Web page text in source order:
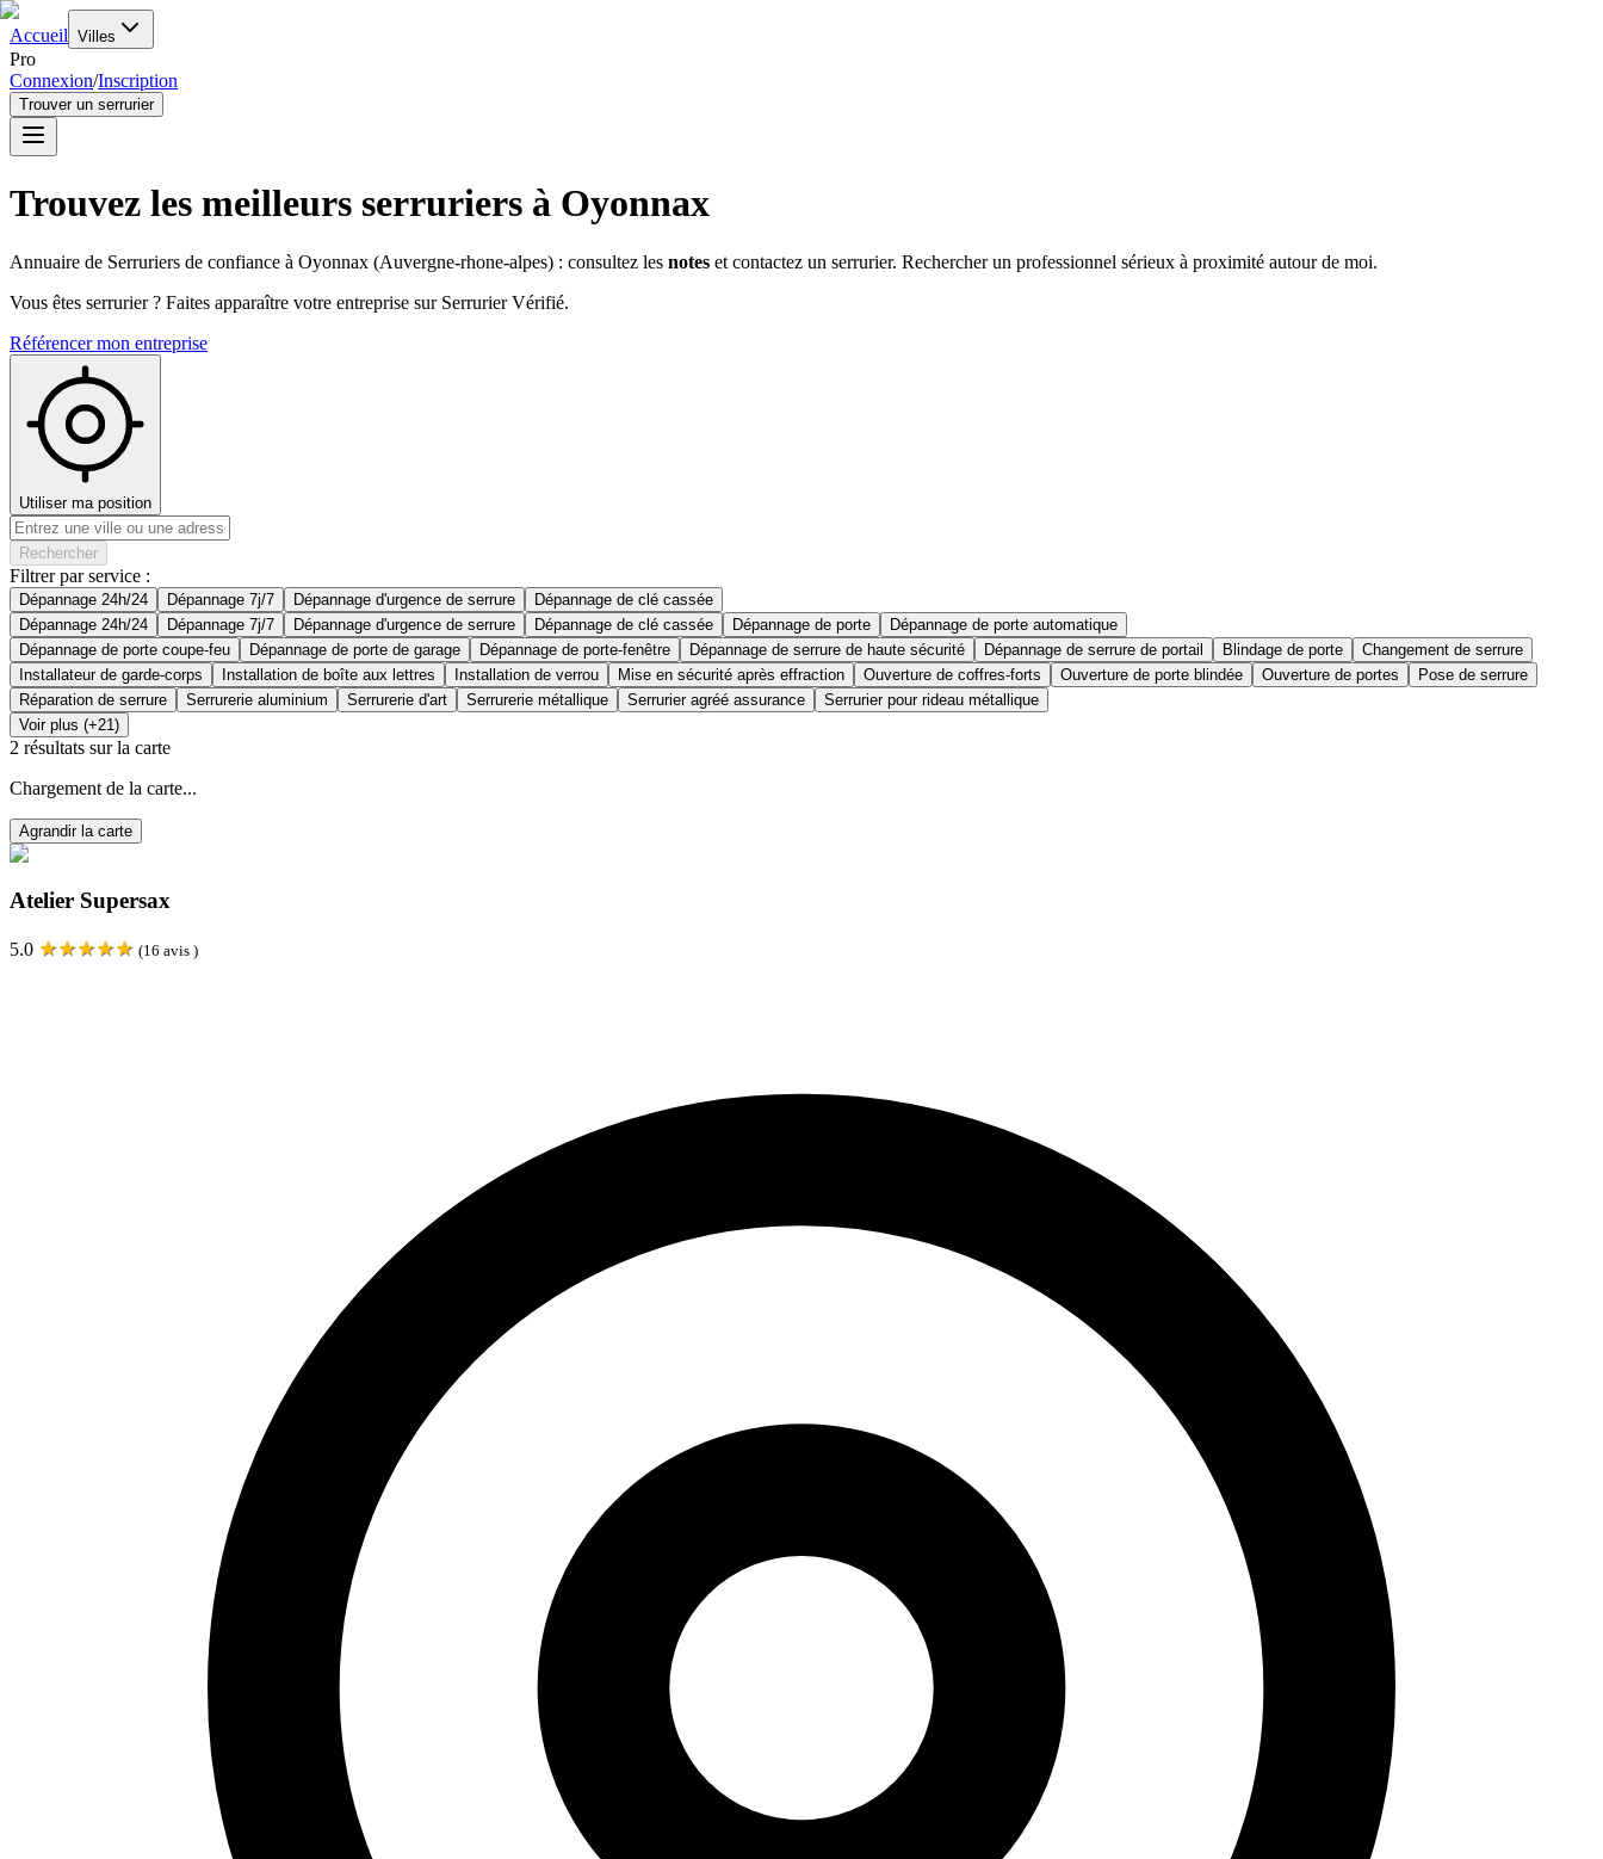
Accueil Villes
Pro
Connexion/Inscription
Trouver un serrurier
Trouvez les meilleurs serruriers à Oyonnax
Annuaire de Serruriers de confiance à Oyonnax (Auvergne-rhone-alpes) : consultez les notes et contactez un serrurier. Rechercher un professionnel sérieux à proximité autour de moi.
Vous êtes serrurier ? Faites apparaître votre entreprise sur Serrurier Vérifié.
Référencer mon entreprise
Utiliser ma position
Rechercher
Filtrer par service :
Dépannage 24h/24 Dépannage 7j/7 Dépannage d'urgence de serrure
Dépannage de clé cassée
Dépannage 24h/24
Dépannage 7j/7 Dépannage d'urgence de serrure Dépannage de clé cassée Dépannage de porte
Dépannage de porte automatique
Dépannage de porte coupe-feu
Dépannage de porte de garage Dépannage de porte-fenêtre Dépannage de serrure de haute sécurité Dépannage de serrure de portail Blindage de porte
Changement de serrure
Installateur de garde-corps
Installation de boîte aux lettres Installation de verrou Mise en sécurité après effraction Ouverture de coffres-forts Ouverture de porte blindée Ouverture de portes
Pose de serrure
Réparation de serrure
Serrurerie aluminium Serrurerie d'art Serrurerie métallique Serrurier agréé assurance
Serrurier pour rideau métallique
Voir plus (+21)
2 résultats sur la carte
Chargement de la carte...
Agrandir la carte
Atelier Supersax
5.0 ★★★★★ (16 avis )